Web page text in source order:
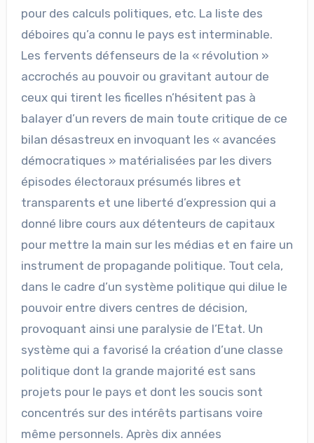
pour des calculs politiques, etc. La liste des
déboires qu’a connu le pays est interminable.
Les fervents défenseurs de la « révolution »
accrochés au pouvoir ou gravitant autour de
ceux qui tirent les ficelles n’hésitent pas à
balayer d’un revers de main toute critique de ce
bilan désastreux en invoquant les « avancées
démocratiques » matérialisées par les divers
épisodes électoraux présumés libres et
transparents et une liberté d’expression qui a
donné libre cours aux détenteurs de capitaux
pour mettre la main sur les médias et en faire un
instrument de propagande politique. Tout cela,
dans le cadre d’un système politique qui dilue le
pouvoir entre divers centres de décision,
provoquant ainsi une paralysie de l’Etat. Un
système qui a favorisé la création d’une classe
politique dont la grande majorité est sans
projets pour le pays et dont les soucis sont
concentrés sur des intérêts partisans voire
même personnels. Après dix années